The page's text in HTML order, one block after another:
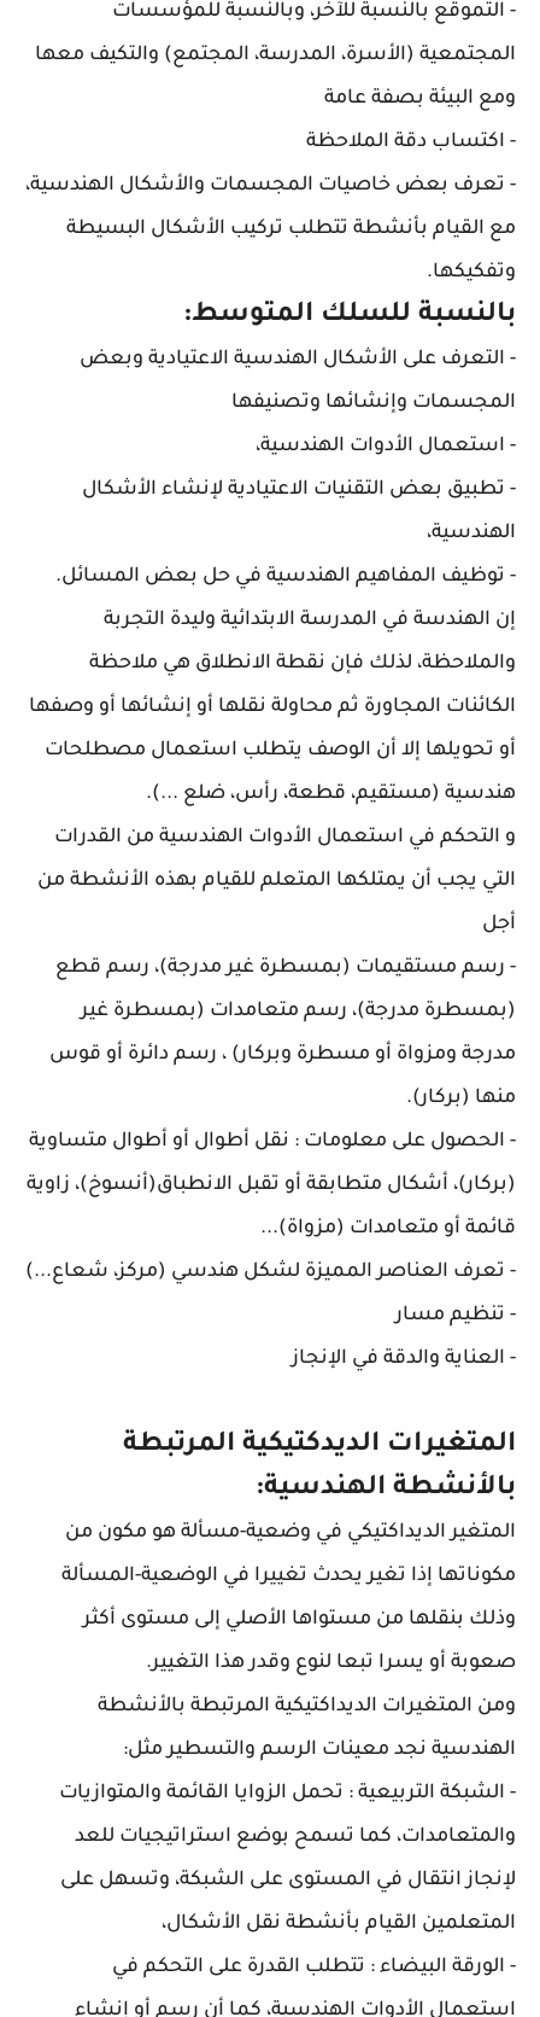
- التموقع بالنسبة للآخر، وبالنسبة للمؤسسات
المجتمعية (الأسرة، المدرسة، المجتمع) والتكيف معها
ومع البيئة بصفة عامة
- اكتساب دقة الملاحظة
- تعرف بعض خاصيات المجسمات والأشكال الهندسية،
مع القيام بأنشطة تتطلب تركيب الأشكال البسيطة
وتفكيكها.
بالنسبة للسلك المتوسط:
- التعرف على الأشكال الهندسية الاعتيادية وبعض
المجسمات وإنشائها وتصنيفها
- استعمال الأدوات الهندسية،
- تطبيق بعض التقنيات الاعتيادية لإنشاء الأشكال
الهندسية،
- توظيف المفاهيم الهندسية في حل بعض المسائل.
إن الهندسة في المدرسة الابتدائية وليدة التجربة
والملاحظة، لذلك فإن نقطة الانطلاق هي ملاحظة
الكائنات المجاورة ثم محاولة نقلها أو إنشائها أو وصفها
أو تحويلها إلا أن الوصف يتطلب استعمال مصطلحات
هندسية (مستقيم، قطعة، رأس، ضلع ...).
و التحكم في استعمال الأدوات الهندسية من القدرات
التي يجب أن يمتلكها المتعلم للقيام بهذه الأنشطة من
أجل
- رسم مستقيمات (بمسطرة غير مدرجة)، رسم قطع
(بمسطرة مدرجة)، رسم متعامدات (بمسطرة غير
مدرجة ومزواة أو مسطرة وبركار) ، رسم دائرة أو قوس
منها (بركار).
- الحصول على معلومات : نقل أطوال أو أطوال متساوية
(بركار)، أشكال متطابقة أو تقبل الانطباق(أنسوخ)، زاوية
قائمة أو متعامدات (مزواة)...
- تعرف العناصر المميزة لشكل هندسي (مركز، شعاع...)
- تنظيم مسار
- العناية والدقة في الإنجاز
المتغيرات الديدكتيكية المرتبطة
بالأنشطة الهندسية:
المتغير الديداكتيكي في وضعية-مسألة هو مكون من
مكوناتها إذا تغير يحدث تغييرا في الوضعية-المسألة
وذلك بنقلها من مستواها الأصلي إلى مستوى أكثر
صعوبة أو يسرا تبعا لنوع وقدر هذا التغيير.
ومن المتغيرات الديداكتيكية المرتبطة بالأنشطة
الهندسية نجد معينات الرسم والتسطير مثل:
- الشبكة التربيعية : تحمل الزوايا القائمة والمتوازيات
والمتعامدات، كما تسمح بوضع استراتيجيات للعد
لإنجاز انتقال في المستوى على الشبكة، وتسهل على
المتعلمين القيام بأنشطة نقل الأشكال،
- الورقة البيضاء : تتطلب القدرة على التحكم في
استعمال الأدوات الهندسية، كما أن رسم أو إنشاء